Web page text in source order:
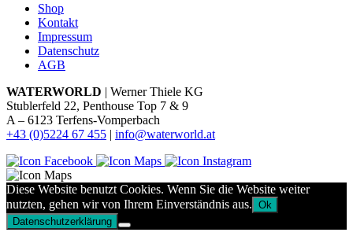
Shop
Kontakt
Impressum
Datenschutz
AGB
WATERWORLD | Werner Thiele KG
Stublerfeld 22, Penthouse Top 7 & 9
A – 6123 Terfens-Vomperbach
+43 (0)5224 67 455 | info@waterworld.at
Diese Website benutzt Cookies. Wenn Sie die Website weiter
nutzten, gehen wir von Ihrem Einverständnis aus. Ok
Datenschutzerklärung